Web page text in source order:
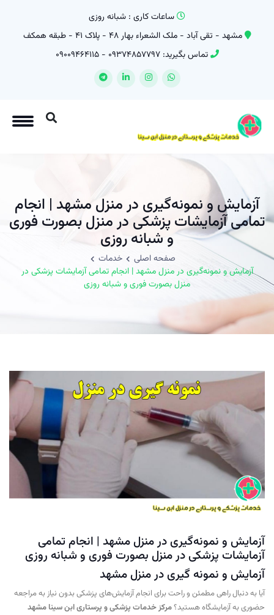
ساعات کاری : شبانه روزی
مشهد - تقی آباد - ملک الشعراء بهار 48 - پلاک 41 - طبقه همکف
تماس بگیرید:09374857797
-
09009464115
آزمایش و نمونه‌گیری در منزل مشهد | انجام
تمامی آزمایشات پزشکی در منزل بصورت فوری
و شبانه روزی
صفحه اصلی
خدمات
آزمایش و نمونه‌گیری در منزل مشهد | انجام تمامی آزمایشات پزشکی در
منزل بصورت فوری و شبانه روزی
آزمایش و نمونه‌گیری در منزل مشهد | انجام تمامی
آزمایشات پزشکی در منزل بصورت فوری و شبانه روزی
آزمایش و نمونه گیری در منزل مشهد
آیا به دنبال راهی مطمئن و راحت برای انجام آزمایش‌های پزشکی بدون نیاز به مراجعه
حضوری به آزمایشگاه هستید؟مرکز خدمات پزشکی و پرستاری ابن سینا مشهد